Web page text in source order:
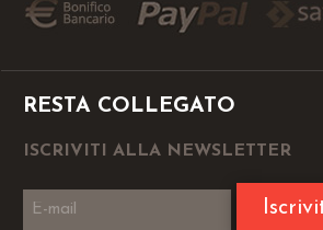
RESTA COLLEGATO
ISCRIVITI ALLA NEWSLETTER